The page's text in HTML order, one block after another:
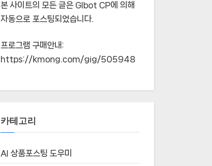
본 사이트의 모든 글은 Glbot CP에 의해
자동으로 포스팅되었습니다.
프로그램 구매안내:
https://kmong.com/gig/505948
카테고리
AI 상품포스팅 도우미